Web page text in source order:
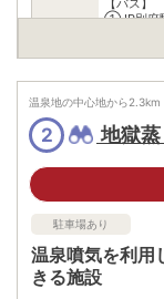
アクセス
①JR別府
「鉄輪方
『鉄輪』
「鉄輪温
『鉄輪温
（大分駅
③九州各地
「鉄輪口
駐車場
電話番号
※ 掲載情報は変更にな
問合せください。
温泉地の中心地から2.3km
2 地獄
駐車場あり
温泉噴気を利用
きる施設